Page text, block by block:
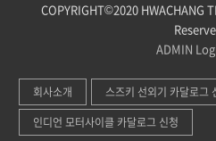
COPYRIGHT©2020 HWACHANG
ADMIN
회사소개
스즈키 선외기 카달로그
인디언 모터사이클 카달로그 신청